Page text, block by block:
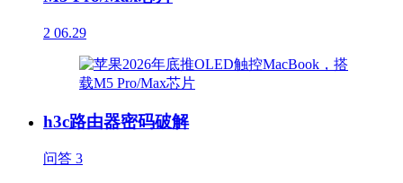
2 06.29
h3c路由器密码破解
问答 3